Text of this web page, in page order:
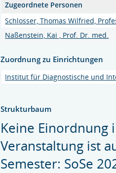
Zugeordnete Personen
Schlosser, Thomas Wilfried,
Naßenstein, Kai , Prof. Dr. med.
Zuordnung zu Einrichtungen
Institut für Diagnostische und
Strukturbaum
Keine Einordnung
Veranstaltung ist
Semester: SoSe